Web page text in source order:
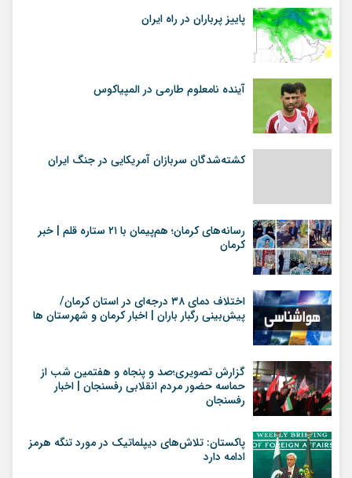
پاییز پرباران در راه ایران
آینده نامعلوم طارمی در المپیاکوس
کشته‌شدگان سربازان آمریکایی در جنگ ایران
رسانه‌های کرمان؛ هم‌پیمان با ۲۱ ستاره قلم | خبر
کرمان
اختلاف دمای ۳۸ درجه‌ای در استان کرمان/
پیش‌بینی رگبار باران | اخبار کرمان و شهرستان ها
گزارش تصویری؛صد و پنجاه و هفتمین شب از
حماسه حضور مردم انقلابی رفسنجان | اخبار
رفسنجان
پاکستان: تلاش‌های دیپلماتیک در مورد تنگه هرمز
ادامه دارد